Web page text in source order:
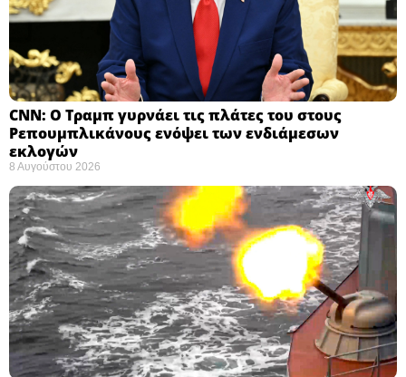
CNN: Ο Τραμπ γυρνάει τις πλάτες του στους
Ρεπουμπλικάνους ενόψει των ενδιάμεσων
εκλογών ​
8 Αυγούστου 2026